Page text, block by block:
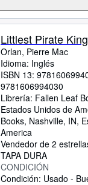
Littlest Pirate King
Orlan, Pierre Mac
Idioma: Inglés
ISBN 13:
9781606994030
Librería: Fallen Leaf
Estados Unidos de
Books, Nashville, IN,
America
Vendedor de 2
TAPA DURA
CONDICIÓN
Condición: Usado -